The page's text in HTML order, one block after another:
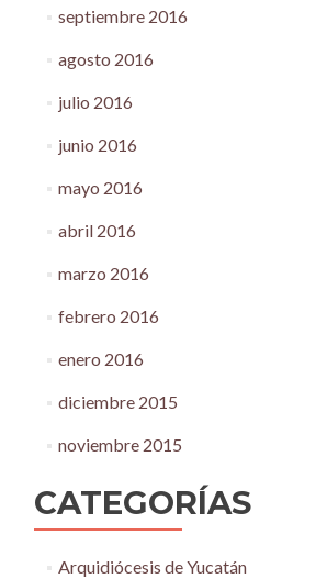
septiembre 2016
agosto 2016
julio 2016
junio 2016
mayo 2016
abril 2016
marzo 2016
febrero 2016
enero 2016
diciembre 2015
noviembre 2015
CATEGORÍAS
Arquidiócesis de Yucatán